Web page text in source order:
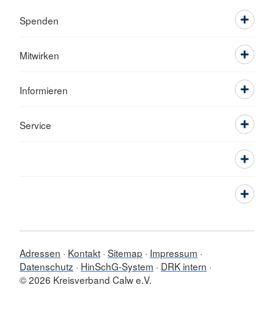
Spenden
Mitwirken
Informieren
Service
Adressen Kontakt Sitemap
Impressum
Datenschutz
HinSchG-System
DRK intern
© 2026 Kreisverband Calw e.V.